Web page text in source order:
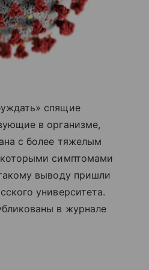
спящие
в организме,
с более тяжелым
симптомами
выводу пришли
университета.
в журнале